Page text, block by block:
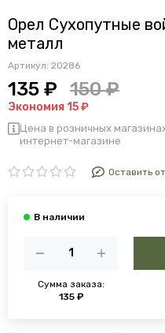
Орел Сухопутные
металл
Артикул: 20286
135 ₽ 150 ₽
Экономия 15 ₽
Цена в розничных
интернет-магазине
Оставить
Сумма заказа:
135 ₽